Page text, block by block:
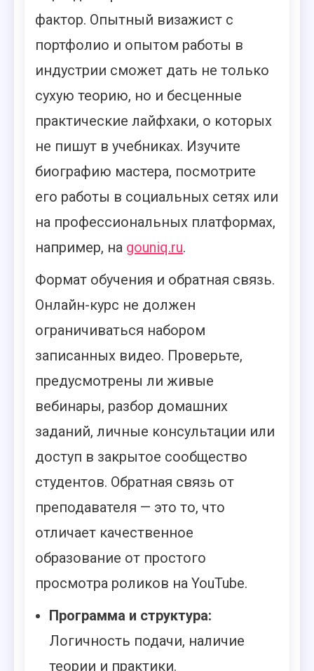
фактор. Опытный визажист с
портфолио и опытом работы в
индустрии сможет дать не только
сухую теорию, но и бесценные
практические лайфхаки, о которых
не пишут в учебниках. Изучите
биографию мастера, посмотрите
его работы в социальных сетях или
на профессиональных платформах,
например, на gouniq.ru.
Формат обучения и обратная связь.
Онлайн-курс не должен
ограничиваться набором
записанных видео. Проверьте,
предусмотрены ли живые
вебинары, разбор домашних
заданий, личные консультации или
доступ в закрытое сообщество
студентов. Обратная связь от
преподавателя — это то, что
отличает качественное
образование от простого
просмотра роликов на YouTube.
Программа и структура:
Логичность подачи, наличие
теории и практики.